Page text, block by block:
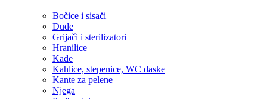
Bočice i sisači
Dude
Grijači i sterilizatori
Hranilice
Kade
Kahlice, stepenice, WC daske
Kante za pelene
Njega